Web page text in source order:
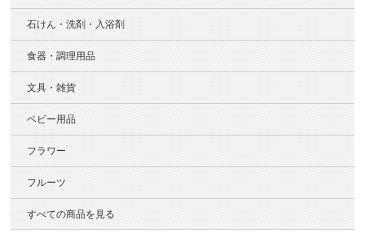
石けん・洗剤・入浴剤
食器・調理用品
文具・雑貨
ベビー用品
フラワー
フルーツ
すべての商品を見る